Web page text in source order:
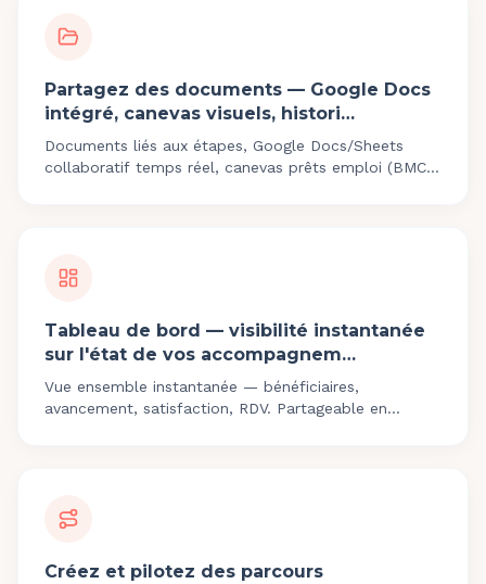
Partagez des documents — Google Docs
intégré, canevas visuels, histori…
Documents liés aux étapes, Google Docs/Sheets
collaboratif temps réel, canevas prêts emploi (BMC,
Tableau de bord — visibilité instantanée
sur l'état de vos accompagnem…
Vue ensemble instantanée — bénéficiaires,
avancement, satisfaction, RDV. Partageable en
Créez et pilotez des parcours